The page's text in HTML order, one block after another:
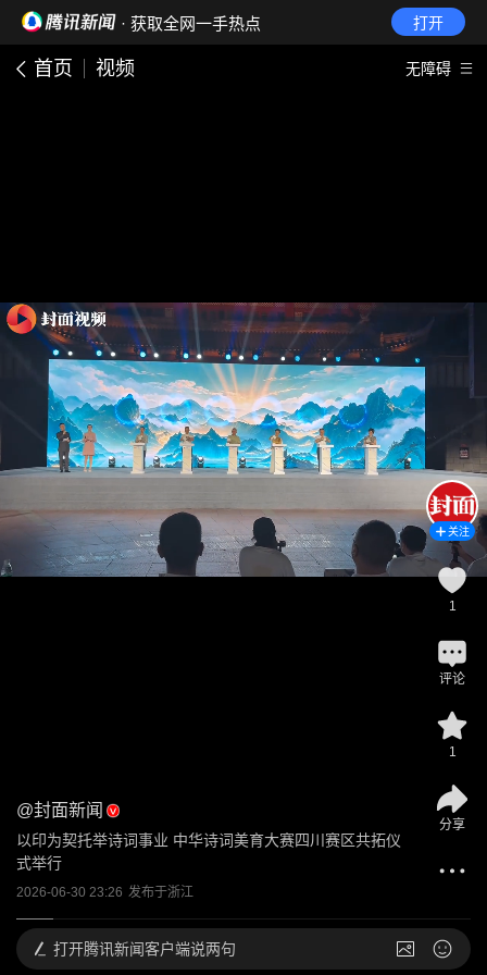
· 获取全网一手热点 打开
首页 视频 无障碍
@封面新闻
以印为契托举诗词事业 中华诗词美育大赛四川赛区共拓仪
式举行
2026-06-30 23:26 发布于浙江
关注
1
评论
1
分享
打开腾讯新闻客户端说两句